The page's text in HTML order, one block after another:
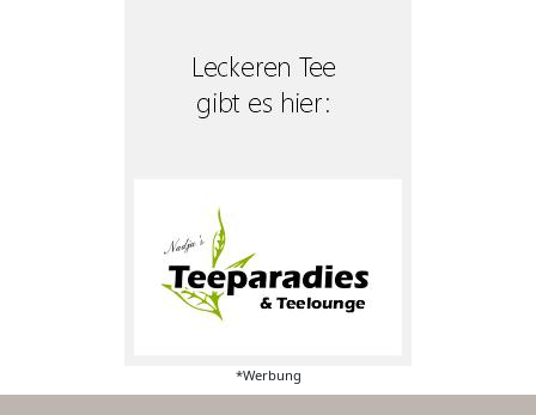
*Werbung